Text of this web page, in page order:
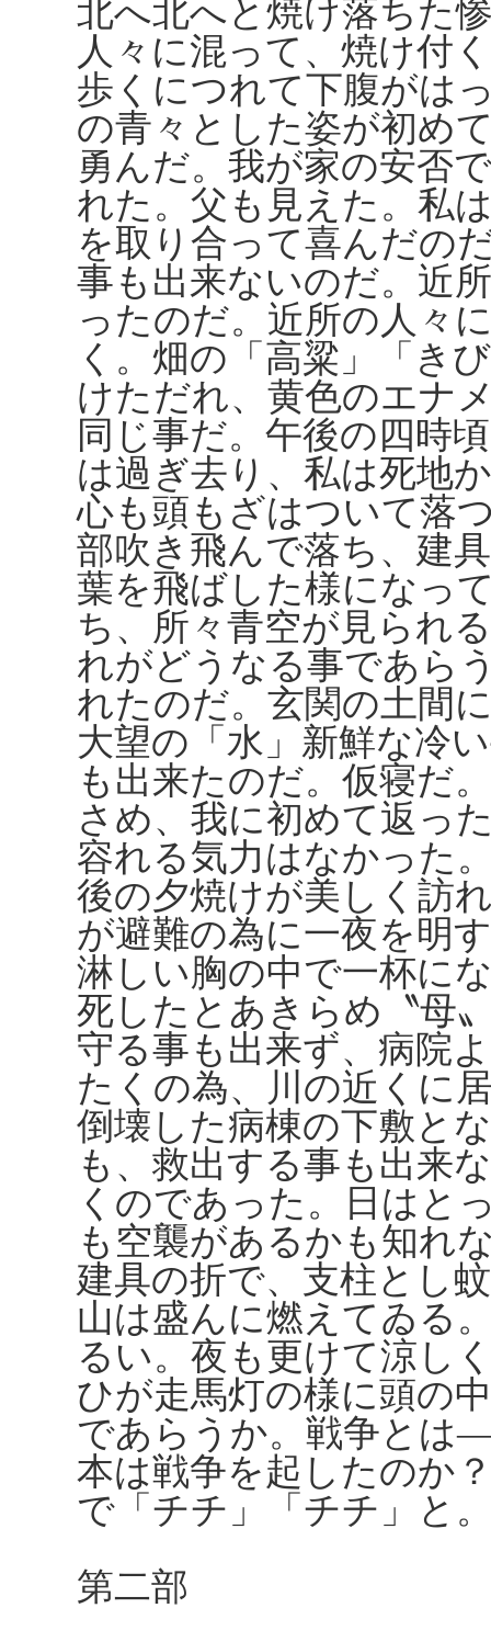
北へ北へと焼け落ちた
人々に混って、焼け付
歩くにつれて下腹がは
の青々とした姿が初め
勇んだ。我が家の安否
れた。父も見えた。私
を取り合って喜んだの
事も出来ないのだ。近
ったのだ。近所の人々
く。畑の「高粱」「き
けただれ、黄色のエナ
同じ事だ。午後の四時
は過ぎ去り、私は死地
心も頭もざはついて落
部吹き飛んで落ち、建
葉を飛ばした様になっ
ち、所々青空が見られ
れがどうなる事であら
れたのだ。玄関の土間
大望の「水」新鮮な冷
も出来たのだ。仮寝だ
さめ、我に初めて返っ
容れる気力はなかった
後の夕焼けが美しく訪
が避難の為に一夜を明
淋しい胸の中で一杯に
死したとあきらめ〝母
守る事も出来ず、病院
たくの為、川の近くに
倒壊した病棟の下敷と
も、救出する事も出来
くのであった。日はと
も空襲があるかも知れ
建具の折で、支柱とし
山は盛んに燃えてゐる
るい。夜も更けて涼し
ひが走馬灯の様に頭の
であらうか。戦争とは
本は戦争を起したのか
で「チチ」「チチ」と
第二部